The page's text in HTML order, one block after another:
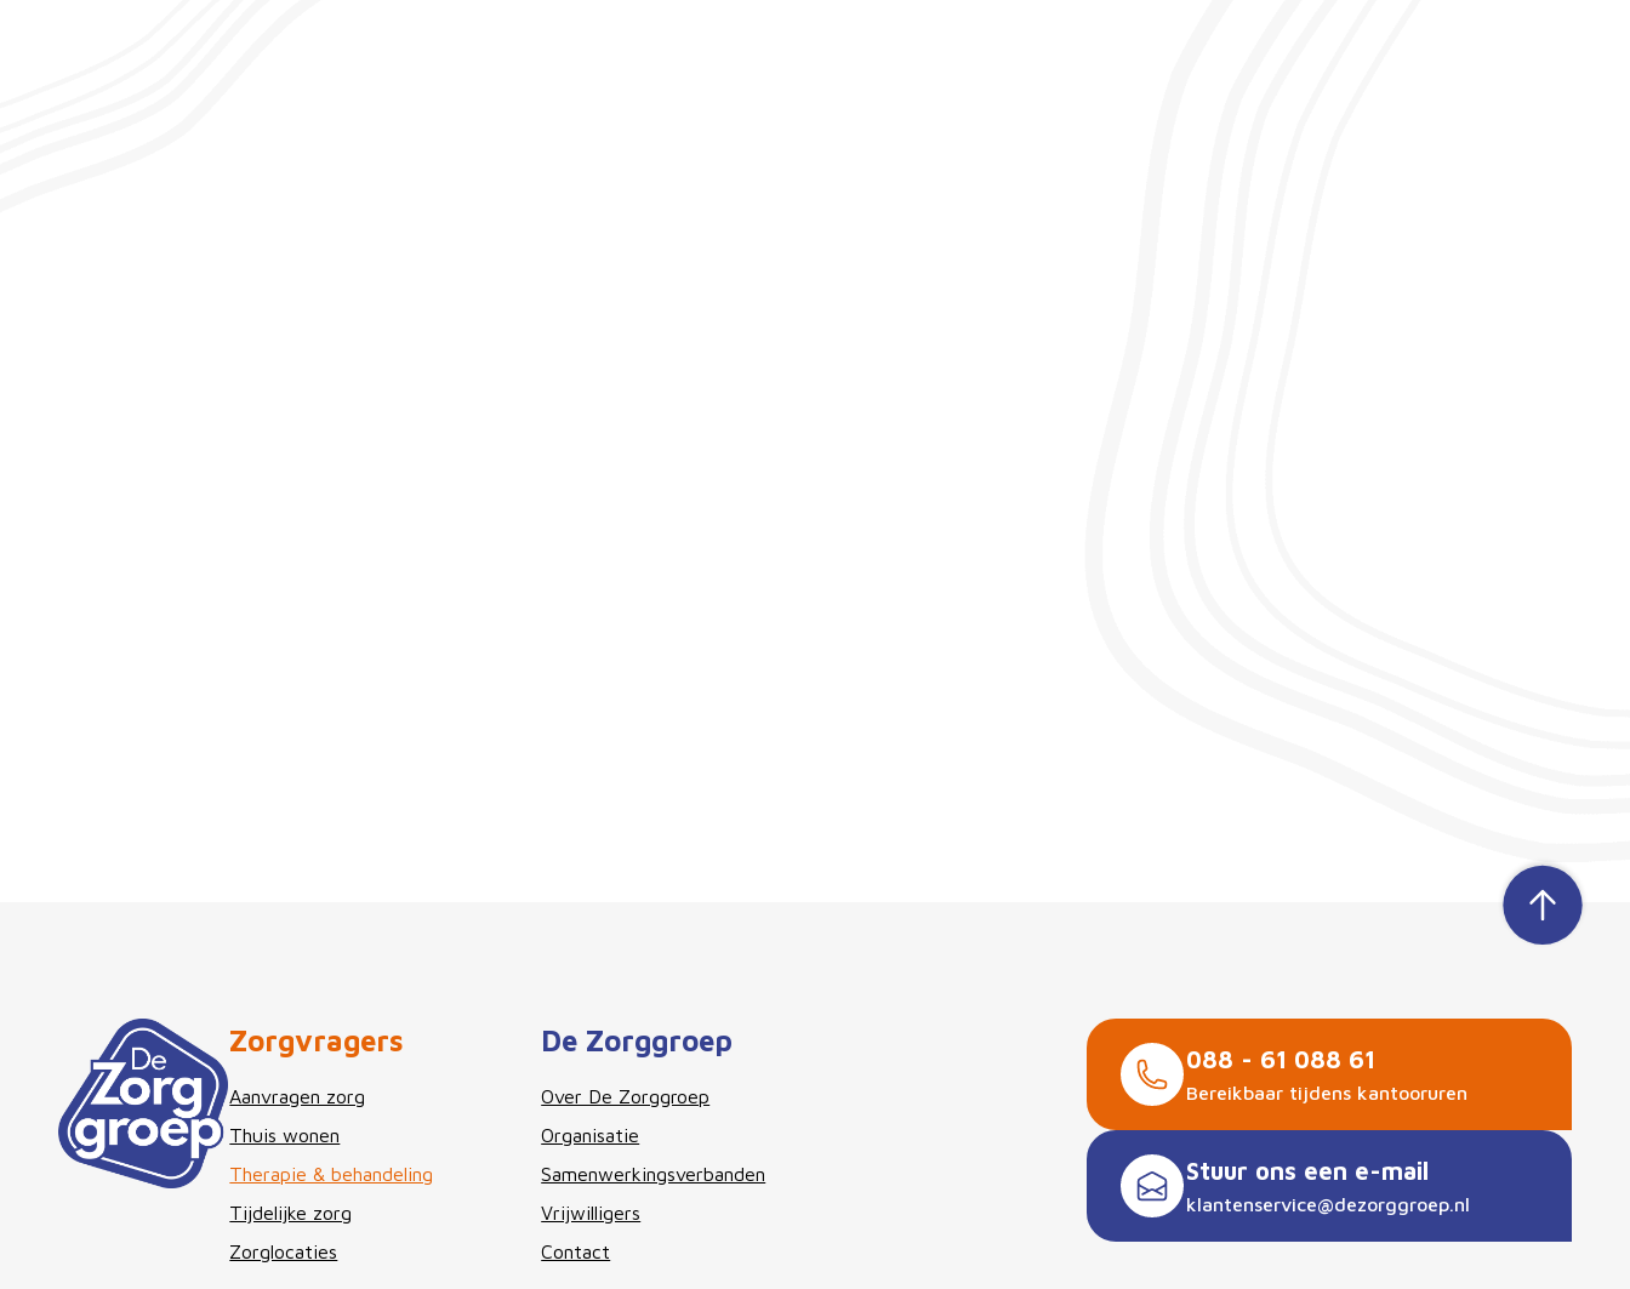
Zorgvragers
Aanvragen zorg
Thuis wonen
Therapie & behandeling
Tijdelijke zorg
Zorglocaties
De Zorggroep
Over De Zorggroep
Organisatie
Samenwerkingsverbanden
Vrijwilligers
Contact
088 - 61 088 61
Bereikbaar tijdens kantooruren
Stuur ons een e-mail
klantenservice@dezorggroep.nl